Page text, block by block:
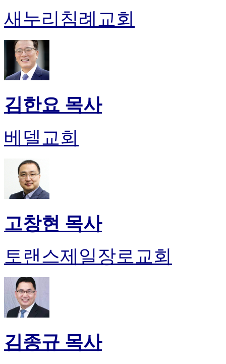
새누리침례교회
김한요 목사
베델교회
고창현 목사
토랜스제일장로교회
김종규 목사